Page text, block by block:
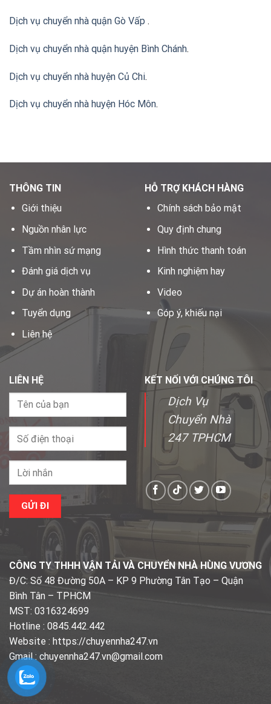
Dịch vụ chuyển nhà quận Gò Vấp .
Dịch vụ chuyển nhà quận huyện Bình Chánh.
Dịch vụ chuyển nhà huyện Củ Chi.
Dịch vụ chuyển nhà huyện Hóc Môn.
THÔNG TIN
Giới thiệu
Nguồn nhân lực
Tầm nhìn sứ mạng
Đánh giá dịch vụ
Dự án hoàn thành
Tuyển dụng
Liên hệ
HỖ TRỢ KHÁCH HÀNG
Chính sách bảo mật
Quy định chung
Hình thức thanh toán
Kinh nghiệm hay
Video
Góp ý, khiếu nại
LIÊN HỆ KẾT NỐI VỚI CHÚNG TÔI
Dịch Vụ
Chuyển Nhà
247 TPHCM
CÔNG TY THHH VẬN TẢI VÀ CHUYỂN NHÀ HÙNG VƯƠNG
Đ/C: Số 48 Đường 50A – KP 9 Phường Tân Tạo – Quận
Bình Tân – TPHCM
MST: 0316324699
Hotline : 0845.442.442
Website : https://chuyennha247.vn
Gmail : chuyennha247.vn@gmail.com